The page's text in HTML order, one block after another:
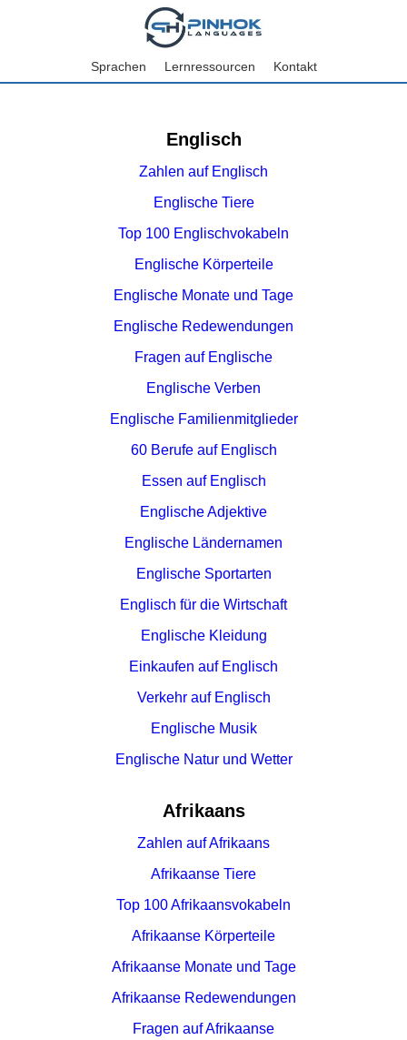
Sprachen Lernressourcen Kontakt
Englisch
Zahlen auf Englisch
Englische Tiere
Top 100 Englischvokabeln
Englische Körperteile
Englische Monate und Tage
Englische Redewendungen
Fragen auf Englische
Englische Verben
Englische Familienmitglieder
60 Berufe auf Englisch
Essen auf Englisch
Englische Adjektive
Englische Ländernamen
Englische Sportarten
Englisch für die Wirtschaft
Englische Kleidung
Einkaufen auf Englisch
Verkehr auf Englisch
Englische Musik
Englische Natur und Wetter
Afrikaans
Zahlen auf Afrikaans
Afrikaanse Tiere
Top 100 Afrikaansvokabeln
Afrikaanse Körperteile
Afrikaanse Monate und Tage
Afrikaanse Redewendungen
Fragen auf Afrikaanse